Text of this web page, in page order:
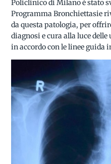
Policlinico di Milano è stato
Programma Bronchiettasie
da questa patologia, per
diagnosi e cura alla luce
in accordo con le linee guida